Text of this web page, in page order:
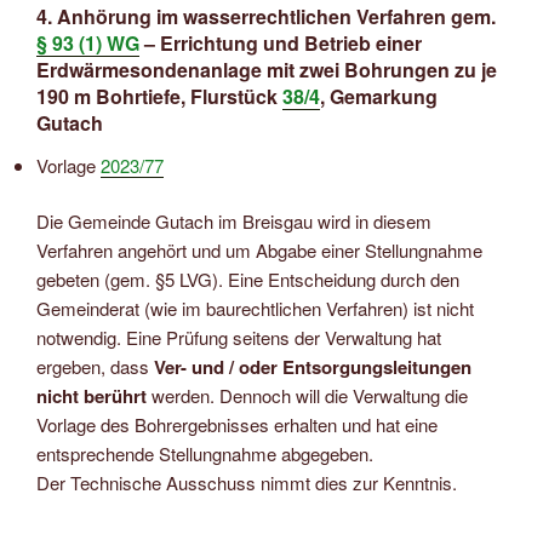
4. Anhörung im wasserrechtlichen Verfahren gem.
§ 93 (1) WG– Errichtung und Betrieb einer
Erdwärmesondenanlage mit zwei Bohrungen zu je
190 m Bohrtiefe, Flurstück38/4, Gemarkung
Gutach
Vorlage2023/77
Die Gemeinde Gutach im Breisgau wird in diesem
Verfahren angehört und um Abgabe einer Stellungnahme
gebeten (gem. §5 LVG). Eine Entscheidung durch den
Gemeinderat (wie im baurechtlichen Verfahren) ist nicht
notwendig. Eine Prüfung seitens der Verwaltung hat
ergeben, dass Ver- und /oder Entsorgungsleitungen
nicht berührtwerden. Dennoch will die Verwaltung die
Vorlage des Bohrergebnisses erhalten und hat eine
entsprechende Stellungnahme abgegeben.
Der Technische Ausschuss nimmt dies zur Kenntnis.